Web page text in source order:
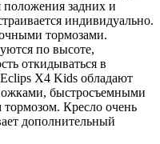
положения задних и
индивидуально.
тормозами.
по высоте,
откидываться в
Eclips X4 Kids обладают
быстросъемными
Кресло очень
дополнительный